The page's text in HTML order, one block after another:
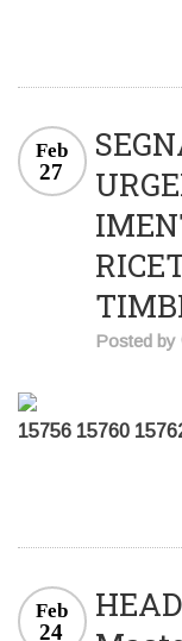
Feb
27
Posted by
15756 15760
Feb
24